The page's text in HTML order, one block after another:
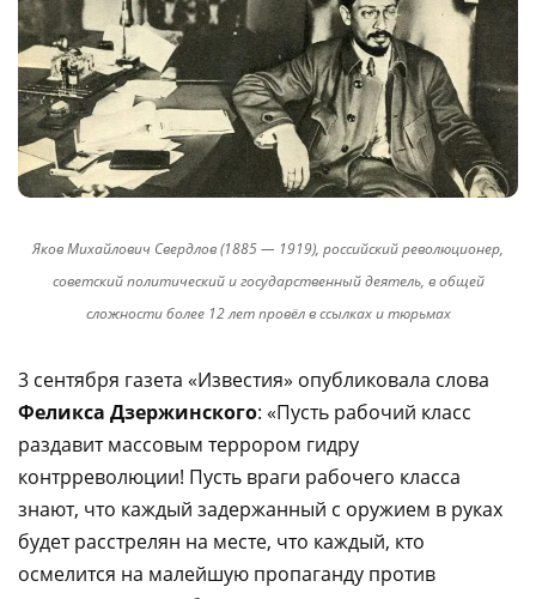
Яков Михайлович Свердлов (1885 — 1919), российский революционер,
советский политический и государственный деятель, в общей
сложности более 12 лет провёл в ссылках и тюрьмах
3 сентября газета «Известия» опубликовала слова
Феликса Дзержинского: «Пусть рабочий класс
раздавит массовым террором гидру
контрреволюции! Пусть враги рабочего класса
знают, что каждый задержанный с оружием в руках
будет расстрелян на месте, что каждый, кто
осмелится на малейшую пропаганду против